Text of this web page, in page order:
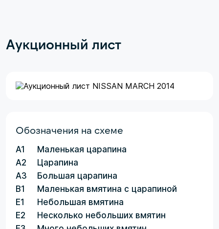
Аукционный лист
Обозначения на схеме
A1
Маленькая царапина
A2
Царапина
A3
Большая царапина
B1
Маленькая вмятина с царапиной
E1
Небольшая вмятина
E2
Несколько небольших вмятин